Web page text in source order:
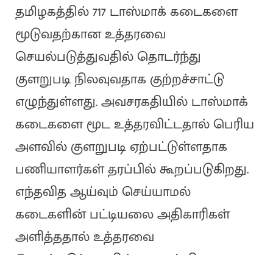
தமிழகத்தில் 717 டாஸ்மாக் கடைகளை
மூடுவதற்கான உத்தரவை
செயல்படுத்துவதில் தொடர்ந்து
குளறுபடி நிலவுவதாக குற்றச்சாட்டு
எழுந்துள்ளது. அவசரகதியில் டாஸ்மாக்
கடைகளை மூட உத்தரவிட்டதால் பெரிய
அளவில் குளறுபடி ஏற்பட்டுள்ளதாக
பணியாளர்கள் தரப்பில் கூறப்படுகிறது.
எந்தவித ஆய்வும் செய்யாமல்
கடைகளின் பட்டியலை அதிகாரிகள்
அளித்ததால் உத்தரவை